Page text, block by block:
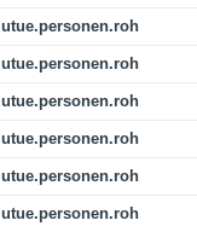
utue.personen.roh
utue.personen.roh
utue.personen.roh
utue.personen.roh
utue.personen.roh
utue.personen.roh